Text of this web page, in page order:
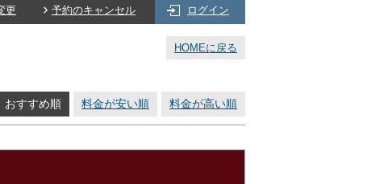
更 予約のキャンセル ログイン
HOMEに戻る
おすすめ順 料金が安い順 料金が高い順